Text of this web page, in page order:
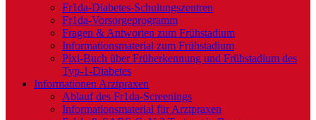
Fr1da-Diabetes-Schulungszentren
Fr1da-Vorsorgeprogramm
Fragen & Antworten zum Frühstadium
Informationsmaterial zum Frühstadium
Pixi-Buch über Früherkennung und Frühstadium des
Typ-1-Diabetes
Informationen Arztpraxen
Ablauf des Fr1da-Screenings
Informationsmaterial für Arztpraxen